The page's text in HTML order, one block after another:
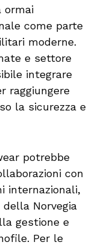
ormai
come parte
moderne.
e settore
integrare
raggiungere
la sicurezza e
potrebbe
con
internazionali,
Norvegia
gestione e
Per le